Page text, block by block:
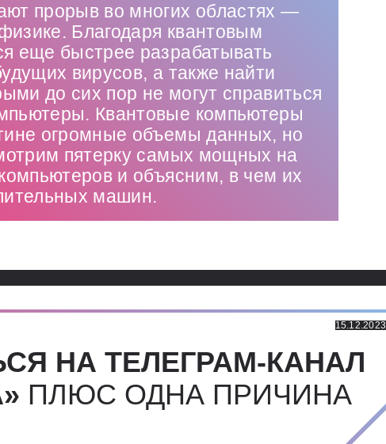
прорыв во многих областях —
Благодаря квантовым
еще быстрее разрабатывать
вирусов, а также найти
до сих пор не могут справиться
Квантовые компьютеры
огромные объемы данных, но
пятерку самых мощных на
и объясним, в чем их
машин.
15.12.2023
НА ТЕЛЕГРАМ-КАНАЛ
ПЛЮС ОДНА ПРИЧИНА